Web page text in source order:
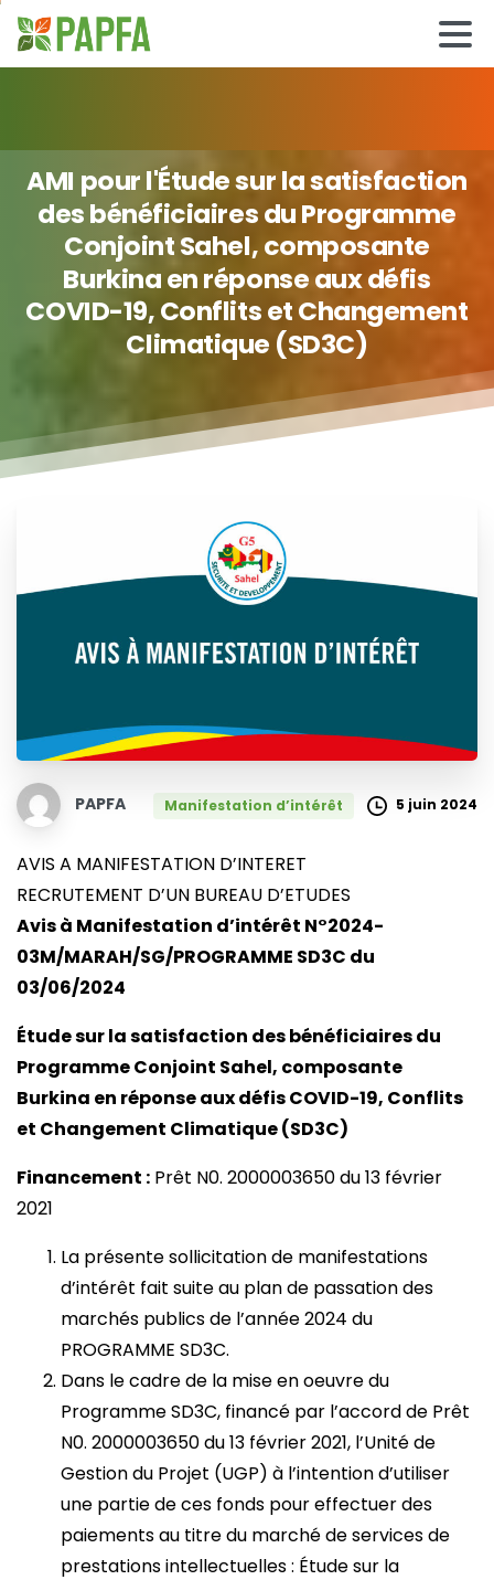
AMI pourl'Étudesurlasatisfaction
desbénéficiairesduProgramme
ConjointSahel,composante
Burkinaenréponseauxdéfis
COVID-19,ConflitsetChangement
Climatique (SD3C)
PAPFA Manifestation d’intérêt 5 juin 2024
AVIS A MANIFESTATION D’INTERET
RECRUTEMENT D’UN BUREAU D’ETUDES
Avis à Manifestation d’intérêt N°2024-
03M/MARAH/SG/PROGRAMME SD3C du
03/06/2024
Étude sur la satisfaction des bénéficiaires du
Programme Conjoint Sahel, composante
Burkina en réponse aux défis COVID-19, Conflits
et Changement Climatique (SD3C)
Financement : Prêt N0. 2000003650 du 13 février
2021
La présente sollicitation de manifestations
d’intérêt fait suite au plan de passation des
marchés publics de l’année 2024 du
PROGRAMME SD3C.
Dans le cadre de la mise en oeuvre du
Programme SD3C, financé par l’accord de Prêt
N0. 2000003650 du 13 février 2021, l’Unité de
Gestion du Projet (UGP) à l’intention d’utiliser
une partie de ces fonds pour effectuer des
paiements au titre du marché de services de
prestations intellectuelles : Étude sur la